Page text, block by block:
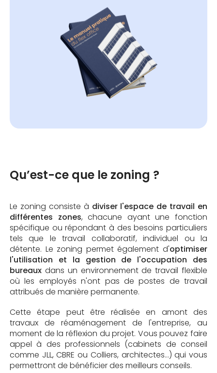
Qu’est-ce que le zoning ?
Le zoning consiste à diviser l'espace de travail en
différentes zones, chacune ayant une fonction
spécifique ou répondant à des besoins particuliers
tels que le travail collaboratif, individuel ou la
détente. Le zoning permet également d'optimiser
l'utilisation et la gestion de l'occupation des
bureaux dans un environnement de travail flexible
où les employés n'ont pas de postes de travail
attribués de manière permanente.
Cette étape peut être réalisée en amont des
travaux de réaménagement de l'entreprise, au
moment de la réflexion du projet. Vous pouvez faire
appel à des professionnels (cabinets de conseil
comme JLL, CBRE ou Colliers, architectes…) qui vous
permettront de bénéficier des meilleurs conseils.